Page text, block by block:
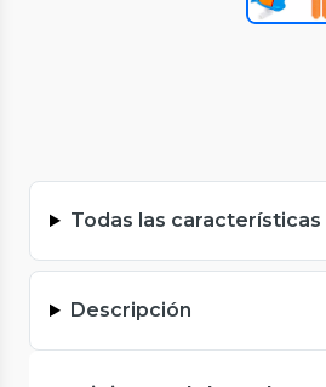
Todas las características
Descripción